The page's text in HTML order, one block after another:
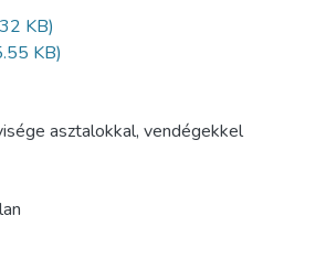
KB)
KB)
asztalokkal, vendégekkel